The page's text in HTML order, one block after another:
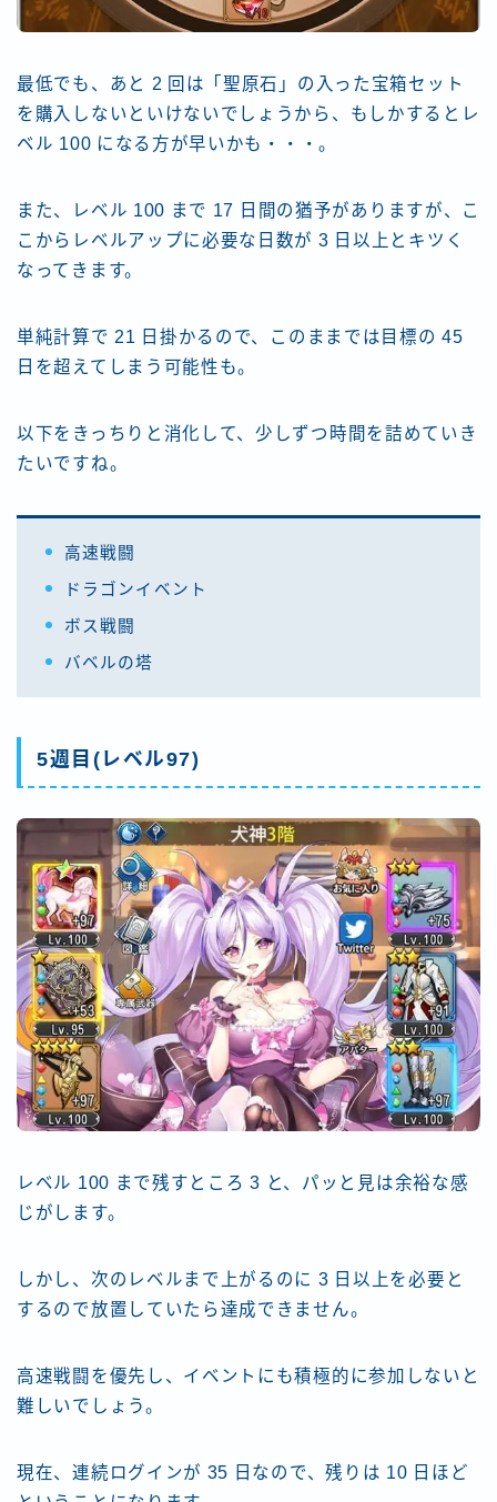
最低でも、あと 2 回は「聖原石」の入った宝箱セット
を購入しないといけないでしょうから、もしかするとレ
ベル 100 になる方が早いかも・・・。
また、レベル 100 まで 17 日間の猶予がありますが、こ
こからレベルアップに必要な日数が 3 日以上とキツく
なってきます。
単純計算で 21 日掛かるので、このままでは目標の 45
日を超えてしまう可能性も。
以下をきっちりと消化して、少しずつ時間を詰めていき
たいですね。
高速戦闘
ドラゴンイベント
ボス戦闘
バベルの塔
5週目(レベル97)
レベル 100 まで残すところ 3 と、パッと見は余裕な感
じがします。
しかし、次のレベルまで上がるのに 3 日以上を必要と
するので放置していたら達成できません。
高速戦闘を優先し、イベントにも積極的に参加しないと
難しいでしょう。
現在、連続ログインが 35 日なので、残りは 10 日ほど